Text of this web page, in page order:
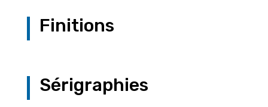
Finitions
Sérigraphies